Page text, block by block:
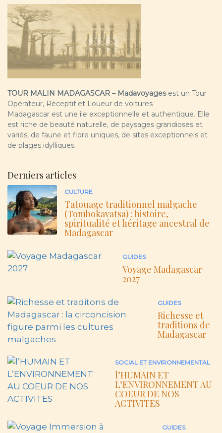
TOUR MALIN MADAGASCAR – Madavoyagesest un Tour
Opérateur, Réceptif et Loueur de voitures
Madagascar est une île exceptionnelle et authentique. Elle
est riche de beauté naturelle, de paysages grandioses et
variés, de faune et flore uniques, de sites exceptionnels et
de plages idylliques.
Derniers articles
CULTURE
Tatouage traditionnel malgache
(Tombokavatsa) : histoire,
spiritualité et héritage ancestral de
Madagascar
GUIDES
Voyage Madagascar
2027
GUIDES
Richesse et
traditions de
Madagascar
SOCIAL ET ENVIRONNEMENTAL
l’HUMAIN ET
L’ENVIRONNEMENT AU
COEUR DE NOS
ACTIVITES
GUIDES